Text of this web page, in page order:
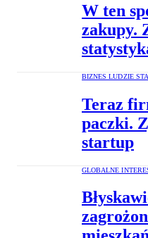
W ten
zakupy.
BIZNES LUDZIE
Teraz
paczki.
startup
GLOBALNE